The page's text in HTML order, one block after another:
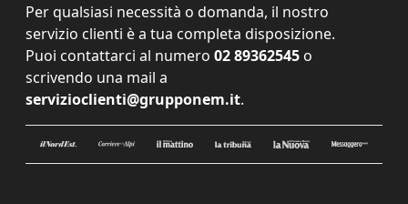
Per qualsiasi necessità o domanda, il nostro
servizio clienti è a tua completa disposizione.
Puoi contattarci al numero 02 89362545 o
scrivendo una mail a
servizioclienti@grupponem.it.